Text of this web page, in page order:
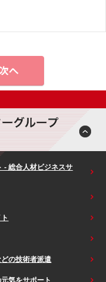
- 総合人材ビジネスサ
の技術者派遣
気をサポート